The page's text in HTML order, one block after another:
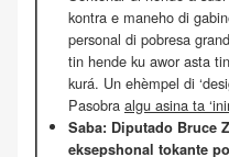
kontra e maneho di
personal di pobresa
tin hende ku awor asta
kurá. Un ehèmpel di
Pasobra algu asina ta
Saba: Diputado Bruce
eksepshonal tokante